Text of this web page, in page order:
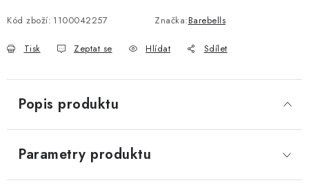
Kód zboží: 1100042257 Značka:Barebells
Tisk Zeptat se Hlídat Sdílet
Popis produktu
Parametry produktu